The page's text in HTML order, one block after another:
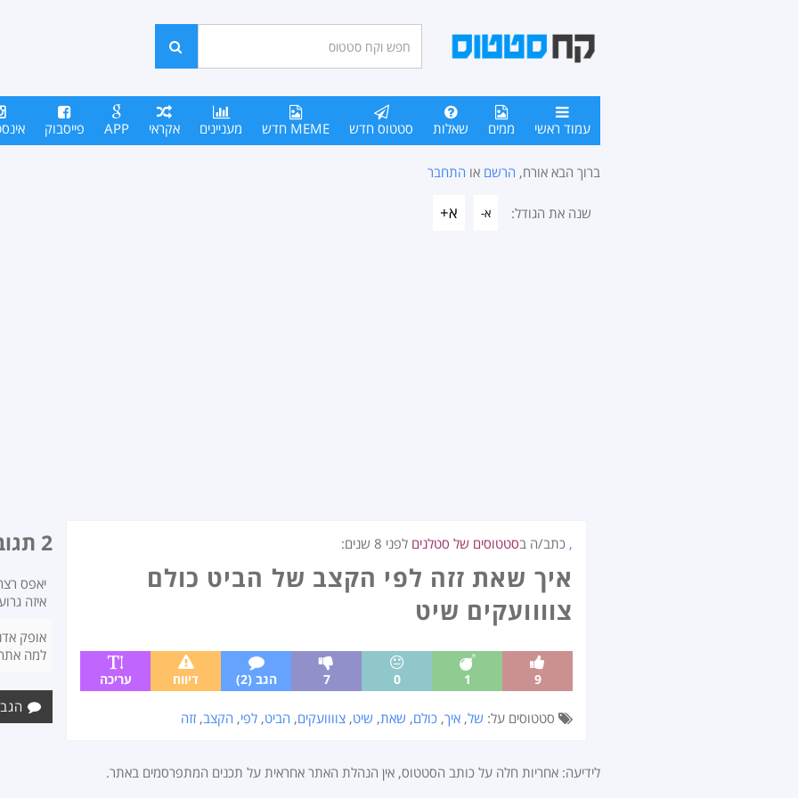
סטטוסים
חפש
עמוד ראשי ממים שאלות סטטוס חדש MEME חדש מעניינים אקראי APP פייסבוק
ברוך הבא אורח, הרשם או התחבר
שנה את הגודל: א- א+
, כתב/ה בסטטוסים של סטלנים לפני 8 שנים :
איך שאת זזה לפי הקצב של הביט כולם
צוווועקים שיט
9
1
0
7 הגב (2) דיווח עריכה
סטטוסים על: של, איך, כולם, שאת, שיט, צוווועקים, הביט, לפי, הקצב, זזה
2 תגובות
יאפס
איזה
אופק
למה
לידיעה: אחריות חלה על כותב הסטטוס, אין הנהלת האתר אחראית על תכנים המתפרסמים באתר.